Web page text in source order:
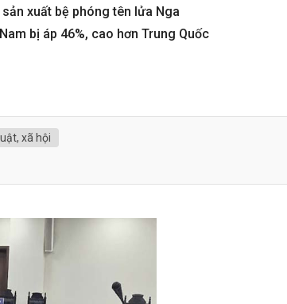
xuất bệ phóng tên lửa Nga
bị áp 46%, cao hơn Trung Quốc
xã hội